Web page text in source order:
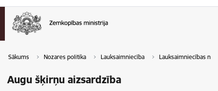
Sākums Nozares politika Lauksaimniecība Lauksaimniecības
Augu šķirņu aizsardzība